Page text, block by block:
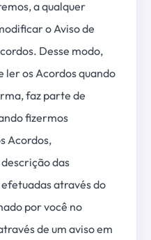
a qualquer
o Aviso de
Desse modo,
ler os Acordos quando
faz parte de
fizermos
Acordos,
das
através do
por você no
de um aviso em